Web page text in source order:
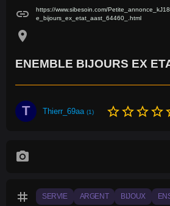
link
https://www.sibesoin.com/
e_bijours_ex_etat_aast_64460_.html
location_on
ENEMBLE BIJOURS EX
T Thierr_69aa (1) star_borderstar_borderstar_borderstar_border
photo_camera
tag SERVIE ARGENT BIJOUX